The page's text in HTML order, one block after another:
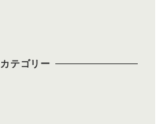
カテゴリー